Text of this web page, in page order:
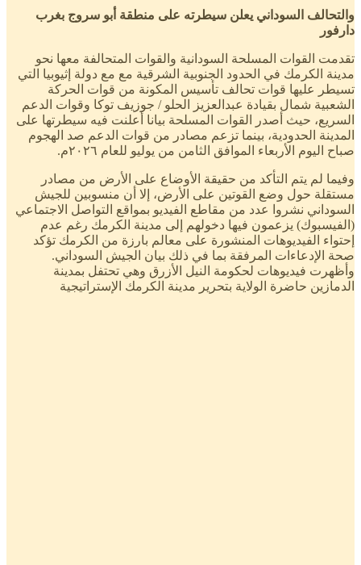
والتحالف السوداني يعلن سيطرته على منطقة أبو سروج بغرب
دارفور
تقدمت القوات المسلحة السودانية والقوات المتحالفة معها نحو
مدينة الكرمك في الحدود الجنوبية الشرقية مع مع دولة إثيوبيا التي
تسيطر عليها قوات تحالف تأسيس المكونة من قوات الحركة
الشعبية شمال بقيادة عبدالعزيز الحلو / جوزيف توكا وقوات الدعم
السريع، حيث أصدر القوات المسلحة بيانا أعلنت فيه سيطرتها على
المدينة الحدودية، بينما تزعم مصادر من قوات الدعم صد الهجوم
صباح اليوم الأربعاء الموافق الثامن من يوليو للعام ٢٠٢٦م.
وفيما لم يتم التأكد من حقيقة الأوضاع على الأرض من مصادر
مستقلة حول وضع القوتين على الأرض، إلا أن منسوبين للجيش
السوداني نشروا عدد من مقاطع الفيديو بمواقع التواصل الاجتماعي
(الفيسبوك) يزعمون فيها دخولهم إلى مدينة الكرمك رغم عدم
إحتواء الفيديوهات المنشورة على معالم بارزة من الكرمك تؤكد
صحة الإدعاءات المرفقة بما في ذلك بيان الجيش السوداني.
وأظهرت فيديوهات لحكومة النيل الأزرق وهي تحتفل بمدينة
الدمازين حاضرة الولاية بتحرير مدينة الكرمك الإستراتيجية